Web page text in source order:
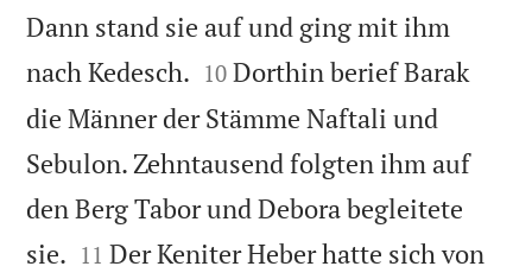
Dann stand sie auf und ging mit ihm
nach Kedesch. 

10 Dorthin berief Barak
die Männer der Stämme Naftali und
Sebulon. Zehntausend folgten ihm auf
den Berg Tabor und Debora begleitete
sie. 

11 Der Keniter Heber hatte sich von